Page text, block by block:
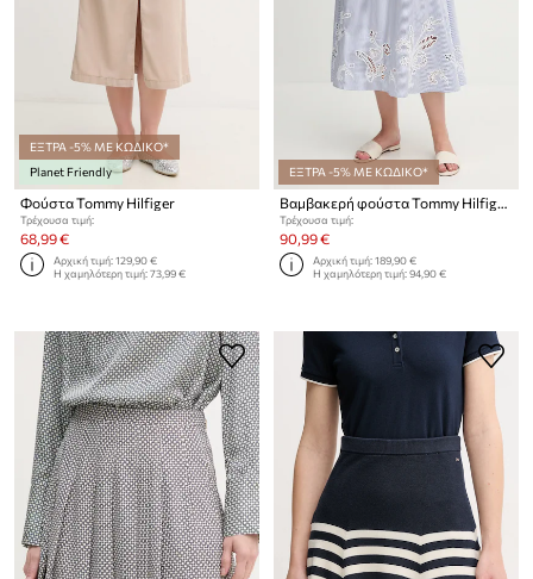
ΕΞΤΡΑ -5% ΜΕ ΚΩΔΙΚΟ*
Planet Friendly
Φούστα Tommy Hilfiger
Τρέχουσα τιμή:
68,99 €
Αρχική τιμή:129,90 €
Η χαμηλότερη τιμή:73,99 €
ΕΞΤΡΑ -5% ΜΕ ΚΩΔΙΚΟ*
Βαμβακερή φούστα Tommy Hilfiger
Τρέχουσα τιμή:
90,99 €
Αρχική τιμή:189,90 €
Η χαμηλότερη τιμή:94,90 €